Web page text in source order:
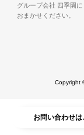
グループ会社 四季園に
おまかせください。
Copyright
お問い合わせは